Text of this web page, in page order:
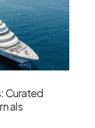
Curated
als